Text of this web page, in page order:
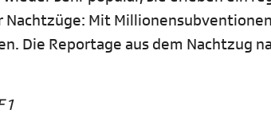
Mit
Die Reportage aus dem Nachtzug
1